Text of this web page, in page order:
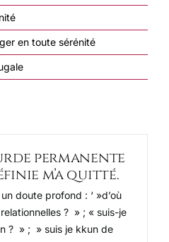
en toute sérénité
permanente
m’a quitté.
doute profond : ‘ »d’où
? » ; « suis-je
? » ; » suis je kkun de